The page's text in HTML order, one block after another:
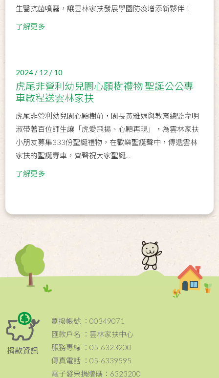
生醫抗菌噴霧，讓雲林家扶發展學園防疫增添新夥伴！
了解更多
2024 / 12 / 10
虎尾非營利幼兒園心願樹禮物 聖誕公公專
車啟程送雲林家扶
虎尾非營利幼兒園心願樹前，園長黃雅娟與教育總監韋明
淑帶著百位師生讓「虎愛飛揚、心願再現」，為雲林家扶
小朋友募集333份聖誕禮物，在歡樂聖誕聲中，傳遞雲林
家扶的聖誕專車，齊聲祝大家聖誕...
了解更多
捐款資訊
劃撥帳號 ：00349071
匯款戶名 ：雲林家扶中心
服務專線 ：05-6323200
傳真電話 ：05-6339595
電子發票捐贈碼：6323200